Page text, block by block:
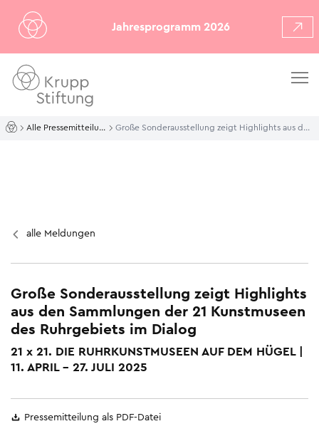
Jahresprogramm 2026
Alle Pressemitteilungen Große Sonderausstellung zeigt Highlights aus den Sammlungen der 21 Kunstmuseen des Ruhrgebiets im Dialog
alle Meldungen
Große Sonderausstellung zeigt Highlights
aus den Sammlungen der 21 Kunstmuseen
des Ruhrgebiets im Dialog
21 x 21. DIE RUHRKUNSTMUSEEN AUF DEM HÜGEL |
11. APRIL – 27. JULI 2025
Pressemitteilung als PDF-Datei